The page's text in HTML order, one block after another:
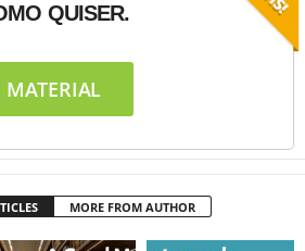
QUISER.
MATERIAL
MORE FROM AUTHOR